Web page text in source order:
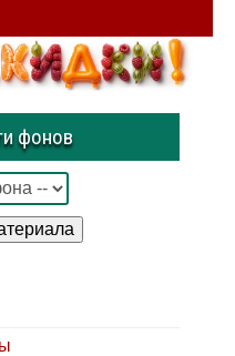
фонов